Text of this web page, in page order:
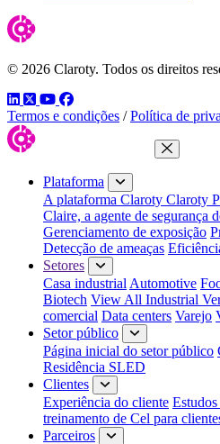
© 2026 Claroty. Todos os direitos
LinkedIn
TwitterYouTube
Facebook
Termos e condições / Política de
Fechar
Plataforma
A plataforma Claroty Claroty
Claire, a agente de segurança
Gerenciamento de exposição
Detecção de ameaças
Setores
Casa industrial Automotive
Biotech View All Industrial
comercial Data centers Varejo
Setor público
Página inicial do setor público
Residência SLED
Clientes
Experiência do cliente Estudos
treinamento de Cel para
Parceiros